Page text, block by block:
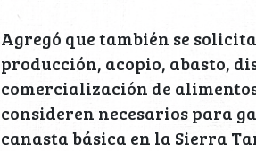
Agregó que también se
producción, acopio, abasto,
comercialización de
consideren necesarios para
canasta básica en la Sierra